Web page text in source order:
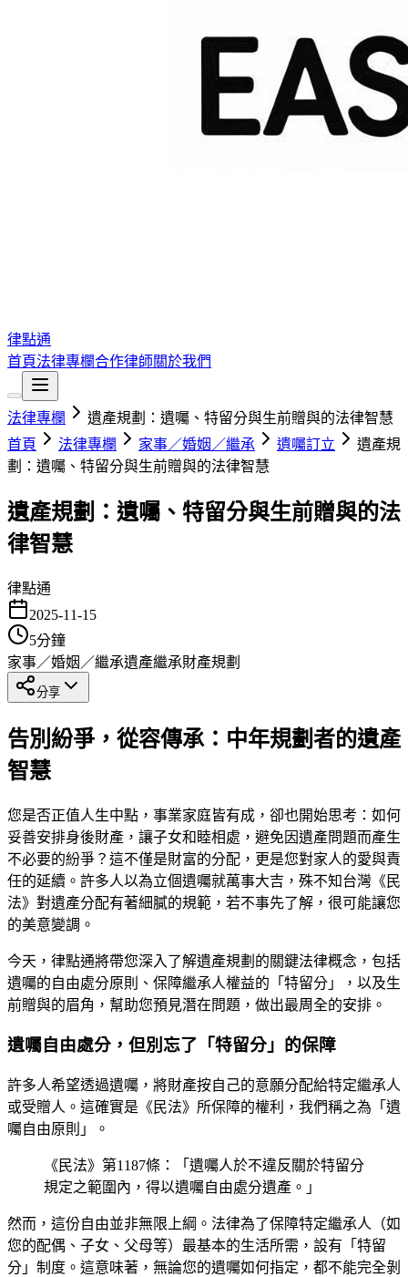
律點通
首頁法律專欄合作律師關於我們
法律專欄
遺產規劃：遺囑、特留分與生前贈與的法律智慧
首頁
法律專欄 家事／婚姻／繼承 遺囑訂立
遺產規
劃：遺囑、特留分與生前贈與的法律智慧
遺產規劃：遺囑、特留分與生前贈與的法
律智慧
律點通
2025-11-15
5分鐘
家事／婚姻／繼承遺產繼承財產規劃
分享
告別紛爭，從容傳承：中年規劃者的遺產
智慧
您是否正值人生中點，事業家庭皆有成，卻也開始思考：如何
妥善安排身後財產，讓子女和睦相處，避免因遺產問題而產生
不必要的紛爭？這不僅是財富的分配，更是您對家人的愛與責
任的延續。許多人以為立個遺囑就萬事大吉，殊不知台灣《民
法》對遺產分配有著細膩的規範，若不事先了解，很可能讓您
的美意變調。
今天，律點通將帶您深入了解遺產規劃的關鍵法律概念，包括
遺囑的自由處分原則、保障繼承人權益的「特留分」，以及生
前贈與的眉角，幫助您預見潛在問題，做出最周全的安排。
遺囑自由處分，但別忘了「特留分」的保障
許多人希望透過遺囑，將財產按自己的意願分配給特定繼承人
或受贈人。這確實是《民法》所保障的權利，我們稱之為「遺
囑自由原則」。
《民法》第1187條：「遺囑人於不違反關於特留分
規定之範圍內，得以遺囑自由處分遺產。」
然而，這份自由並非無限上綱。法律為了保障特定繼承人（如
您的配偶、子女、父母等）最基本的生活所需，設有「特留
分」制度。這意味著，無論您的遺囑如何指定，都不能完全剝